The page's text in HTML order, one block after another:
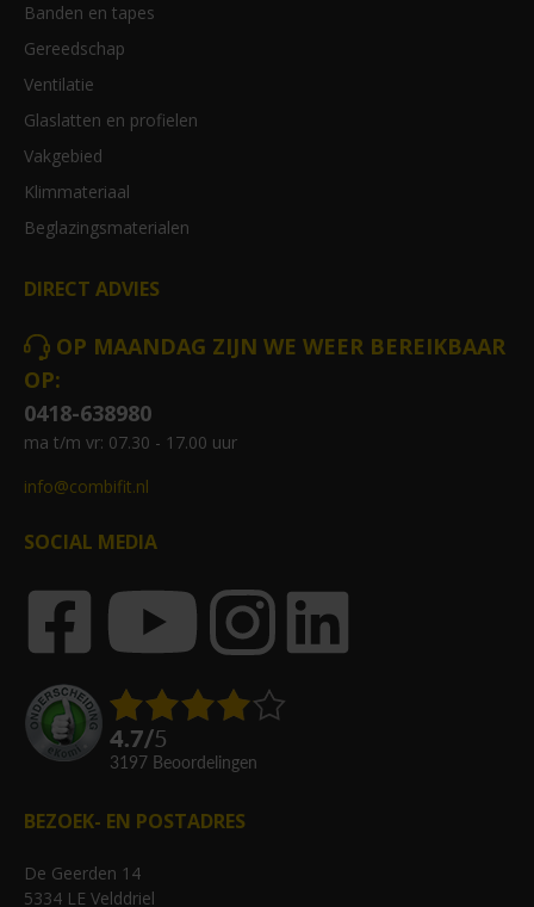
Banden en tapes
Gereedschap
Ventilatie
Glaslatten en profielen
Vakgebied
Klimmateriaal
Beglazingsmaterialen
DIRECT ADVIES
OP MAANDAG ZIJN WE WEER BEREIKBAAR
OP:
0418-638980
ma t/m vr: 07.30 - 17.00 uur
info@combifit.nl
SOCIAL MEDIA
4.7/5
3197 beoordelingen
BEZOEK- EN POSTADRES
De Geerden 14
5334 LE Velddriel